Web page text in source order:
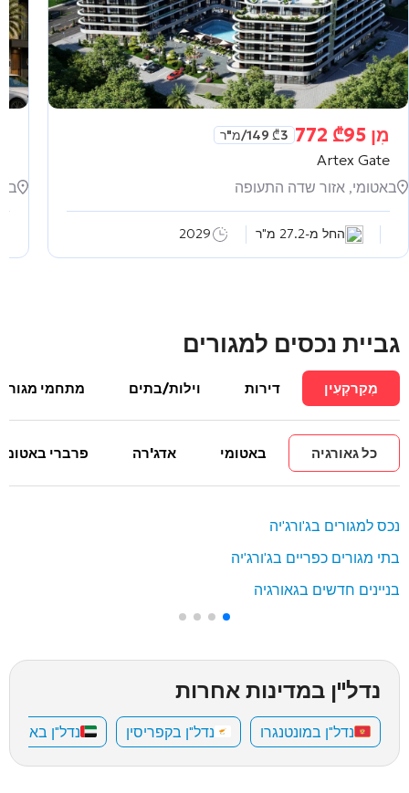
מִן ₾95 772
₾3 149 /מ"ר
Artex Gate
באטומי, אזור שדה התעופה
החל מ-27.2 מ"ר 2029
גביית נכסים למגורים
מְקַרקְעִין דירות וילות/בתים מתחמי
כל גאורגיה באטומי אדג'רה פרברי באטומי
נכס למגורים בג'ורג'יה
בתי מגורים כפריים בג'ורג'יה
בניינים חדשים בגאורגיה
נדל"ן במדינות אחרות
נדל"ן במונטנגרו נדל"ן בקפריסין נדל"ן